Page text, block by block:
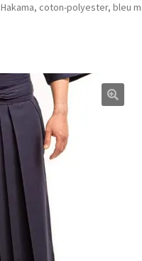
Hakama, coton-polyester, bleu